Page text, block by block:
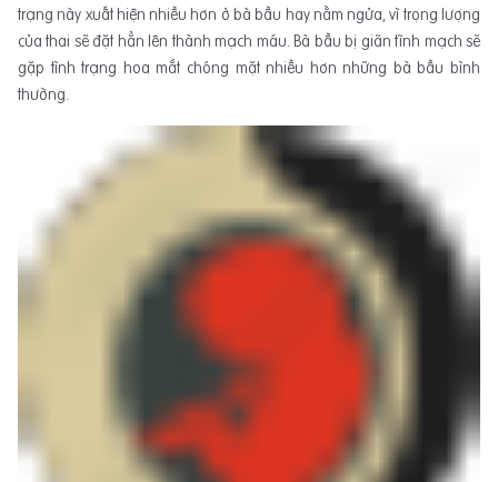
trạng này xuất hiện nhiều hơn ở bà bầu hay nằm ngửa, vì trọng lượng
của thai sẽ đặt hẳn lên thành mạch máu. Bà bầu bị giãn tĩnh mạch sẽ
gặp tình trạng hoa mắt chóng mặt nhiều hơn những bà bầu bình
thường.